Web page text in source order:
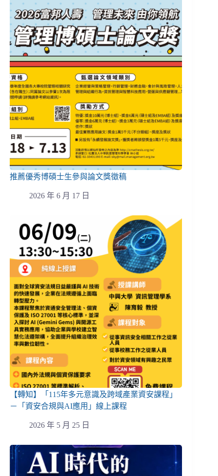
推薦優秀博碩士生參與論文獎徵稿
2026 年 6 月 17 日
【轉知】「115年多元意識及跨域產業資安課程」
－「資安合規與AI應用」線上課程
2026 年 5 月 25 日